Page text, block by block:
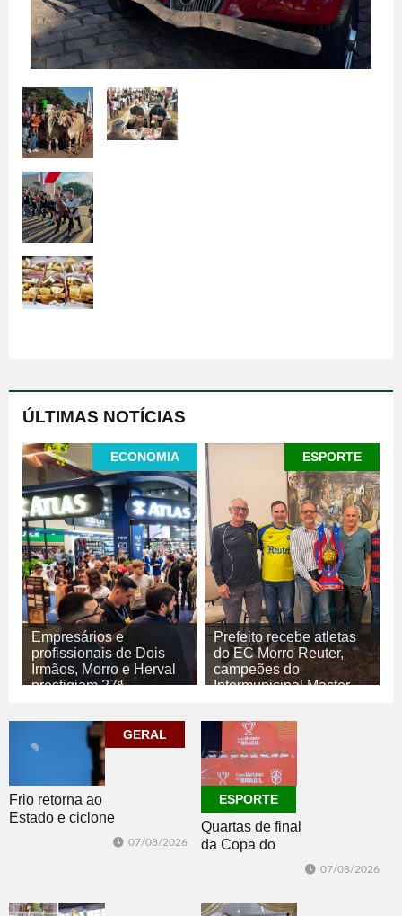
ÚLTIMAS NOTÍCIAS
ECONOMIA
Empresários e
profissionais de Dois
Irmãos, Morro e Herval
prestigiam 27ª
07/08/2026
ECONOMIA
ESPORTE
Prefeito recebe atletas
do EC Morro Reuter,
campeões do
Intermunicipal Master
07/08/2026
ESPORTE
GERAL
Frio retorna ao
Estado e ciclone
07/08/2026
ESPORTE
Quartas de final
da Copa do
Brasil 2026: veja
07/08/2026